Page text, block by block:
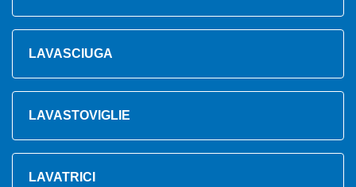
LAVASCIUGA
LAVASTOVIGLIE
LAVATRICI